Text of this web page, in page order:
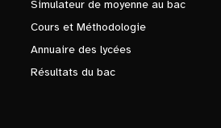
Simulateur de moyenne au bac
Cours et Méthodologie
Annuaire des lycées
Résultats du bac